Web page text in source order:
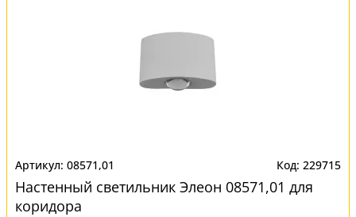
08571,01 229715
Настенный светильник Элеон 08571,01 для
коридора